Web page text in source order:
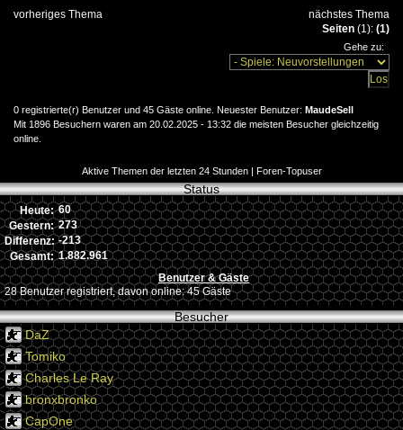
vorheriges Thema
nächstes Thema
Seiten (1): (1)
Gehe zu:
0 registrierte(r) Benutzer und 45 Gäste online. Neuester Benutzer: MaudeSell
Mit 1896 Besuchern waren am 20.02.2025 - 13:32 die meisten Besucher gleichzeitig
online.
Aktive Themen der letzten 24 Stunden| Foren-Topuser
Status
Heute: 60
Gestern: 273
Differenz: -213
Gesamt: 1.882.961
Benutzer & Gäste
28 Benutzer registriert, davon online: 45 Gäste
Besucher
DaZ
Tomiko
Charles Le Ray
bronxbronko
CapOne